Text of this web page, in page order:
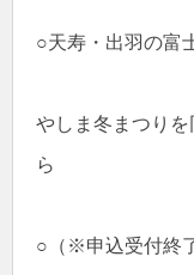
○天寿・出羽の富
やしま冬まつり
ら
○（※申込受付終